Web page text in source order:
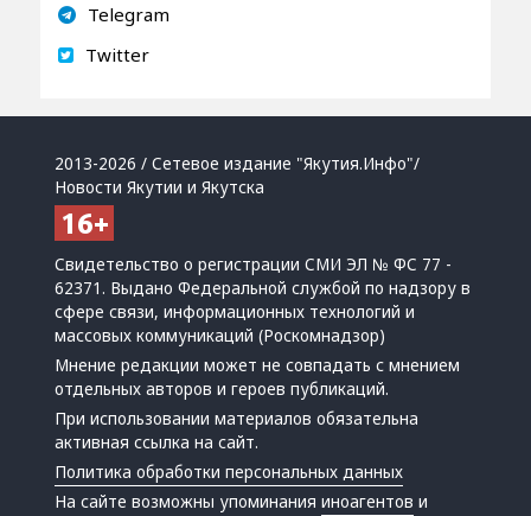
Telegram
Twitter
2013-2026 / Сетевое издание "Якутия.Инфо"/
Новости Якутии и Якутска
Свидетельство о регистрации СМИ ЭЛ № ФС 77 -
62371. Выдано Федеральной службой по надзору в
сфере связи, информационных технологий и
массовых коммуникаций (Роскомнадзор)
Мнение редакции может не совпадать с мнением
отдельных авторов и героев публикаций.
При использовании материалов обязательна
активная ссылка на сайт.
Политика обработки персональных данных
На сайте возможны упоминанияиноагентов и